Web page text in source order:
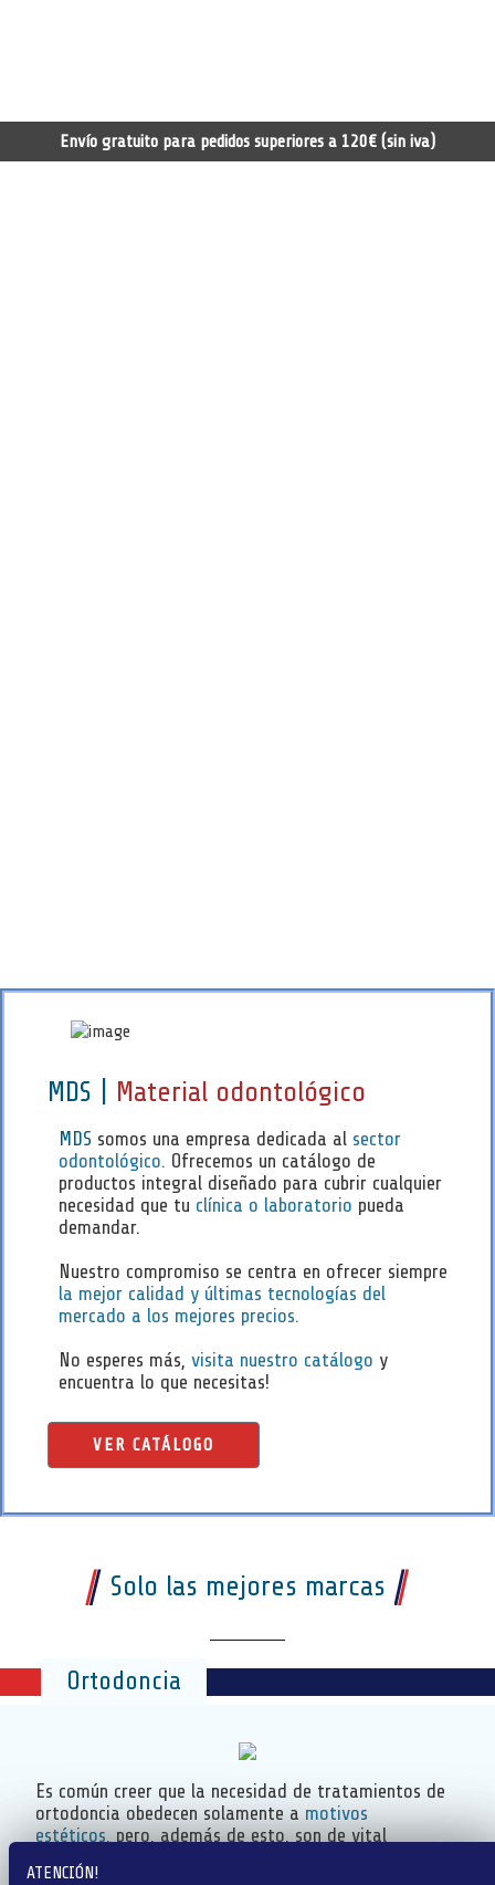
ATENCIÓN!
Envío gratuito para pedidos superiores a 120€ (sin iva)
MDS | Material odontológico
MDS somos una empresa dedicada al sector
odontológico. Ofrecemos un catálogo de
productos integral diseñado para cubrir cualquier
necesidad que tu clínica o laboratorio pueda
demandar.
Nuestro compromiso se centra en ofrecer siempre
la mejor calidad y últimas tecnologías del
mercado a los mejores precios.
No esperes más, visita nuestro catálogo y
encuentra lo que necesitas!
VER CATÁLOGO
Solo las mejores marcas
Ortodoncia
Es común creer que la necesidad de tratamientos de
ortodoncia obedecen solamente a motivos
estéticos, pero, además de esto, son de vital
importancia para la